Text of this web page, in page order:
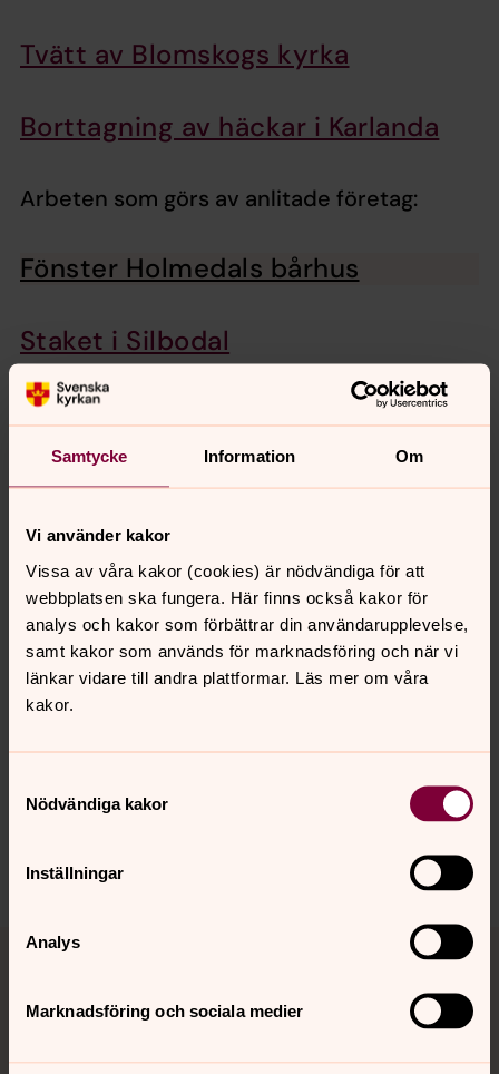
Samtycke Information Om
Vi använder kakor
Vissa av våra kakor (cookies) är nödvändiga för att
webbplatsen ska fungera. Här finns också kakor för
analys och kakor som förbättrar din användarupplevelse,
samt kakor som används för marknadsföring och när vi
länkar vidare till andra plattformar. Läs mer om våra
kakor.
Nödvändiga kakor
Inställningar
Analys
Marknadsföring och sociala medier
Tvätt av Blomskogs kyrka
Borttagning av häckar i Karlanda
Arbeten som görs av anlitade företag:
Fönster Holmedals bårhus
Staket i Silbodal
Tornlanterninen på Silbodals kyrka
Taket på Silleruds kyrka
Asfaltering Östervallskogs
kyrkogård
Senast ändrad 20 april 2020
innehåll?
Tillbaka till toppen
Tillbaka till innehållet